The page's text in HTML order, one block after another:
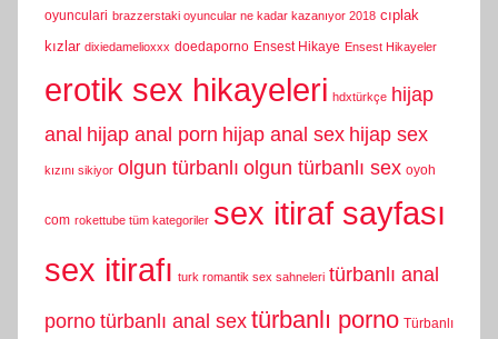
oyunculari brazzerstaki oyuncular ne kadar kazanıyor 2018 cıplak
kızlar dixiedamelioxxx doedaporno Ensest Hikaye Ensest Hikayeler
erotik sex hikayeleri hdxtürkçe hijap
anal hijap anal porn hijap anal sex hijap sex
kızını sikiyor olgun türbanlı olgun türbanlı sex oyoh
com rokettube tüm kategoriler sex itiraf sayfası
sex itirafı turk romantik sex sahneleri türbanlı anal
porno türbanlı anal sex türbanlı porno Türbanlı